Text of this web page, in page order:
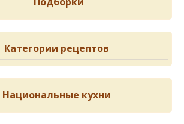
Категории рецептов
Национальные кухни